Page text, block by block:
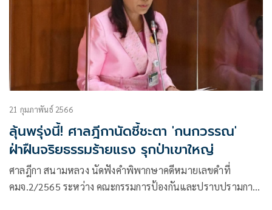
21 กุมภาพันธ์ 2566
ลุ้นพรุ่งนี้! ศาลฎีกานัดชี้ชะตา 'กนกวรรณ'
ฝ่าฝืนจริยธรรมร้ายแรง รุกป่าเขาใหญ่
ศาลฎีกา สนามหลวง นัดฟังคำพิพากษาคดีหมายเลขดำที่
คมจ.2/2565 ระหว่าง คณะกรรมการป้องกันและปราบปรามการ